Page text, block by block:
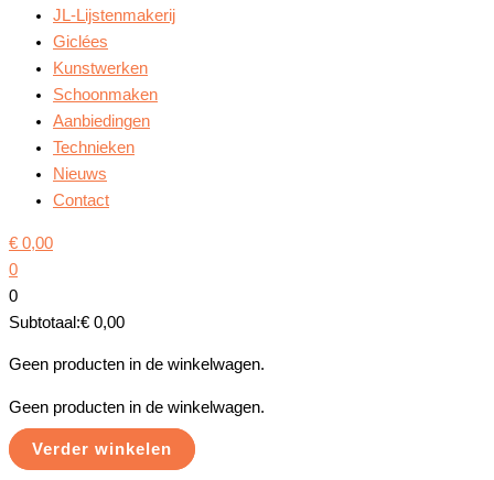
JL-Lijstenmakerij
Giclées
Kunstwerken
Schoonmaken
Aanbiedingen
Technieken
Nieuws
Contact
€ 0,00
0
0
Subtotaal:€ 0,00
Geen producten in de winkelwagen.
Geen producten in de winkelwagen.
Verder winkelen